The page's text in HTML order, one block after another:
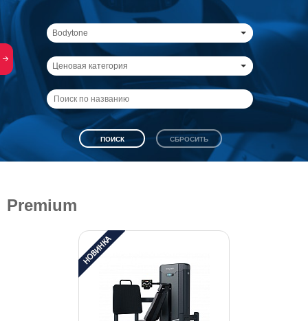
Bodytone
Ценовая категория
Premium